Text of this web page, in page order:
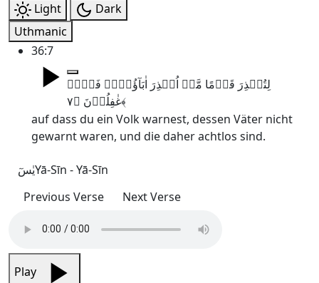
Light
Dark
Uthmanic
36:7
لِتُنۡذِرَ قَوۡمًا مَّاۤ اُنۡذِرَ اٰبَآؤُہُمۡ فَہُمۡ
غٰفِلُوۡنَ ﴿۷﴾
auf dass du ein Volk warnest, dessen Väter nicht
gewarnt waren, und die daher achtlos sind.
یٰسٓYā-Sīn - Yā-Sīn
Previous Verse
Next Verse
Play